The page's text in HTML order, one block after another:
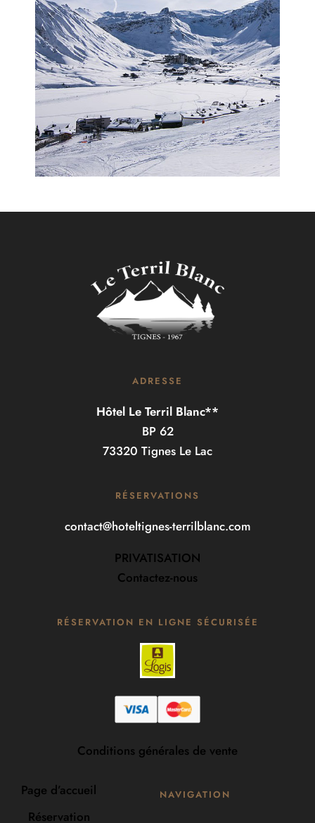
ADRESSE
Hôtel Le Terril Blanc**
BP 62
73320 Tignes Le Lac
RÉSERVATIONS
contact@hoteltignes-terrilblanc.com
PRIVATISATION
Contactez-nous
RÉSERVATION EN LIGNE SÉCURISÉE
Conditions générales de vente
NAVIGATION
Page d’accueil
Réservation